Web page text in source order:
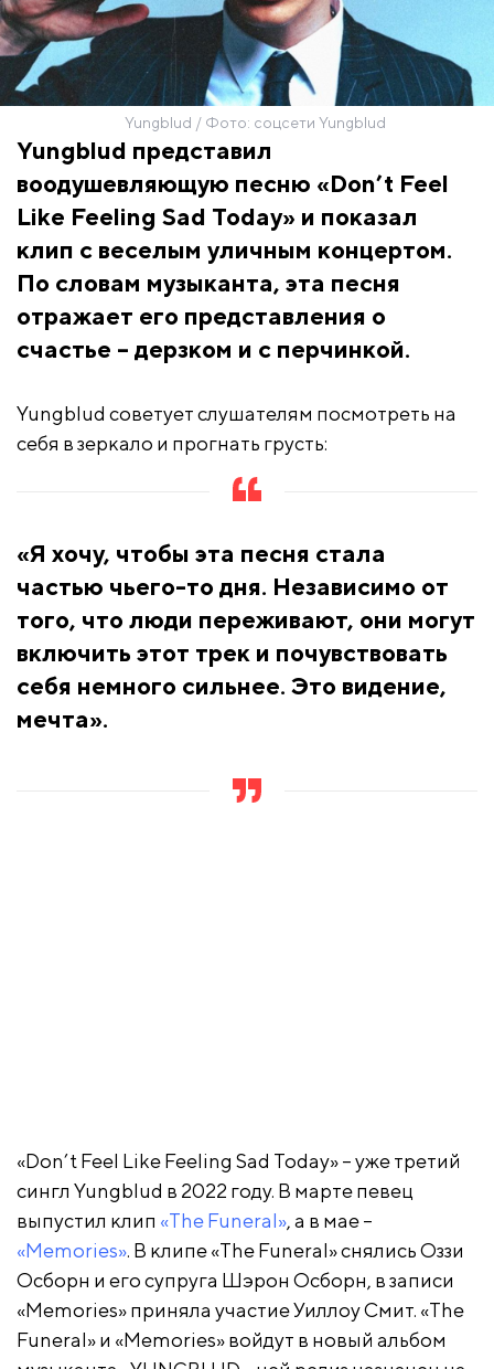
Yungblud / Фото: соцсети Yungblud
Yungblud представил
воодушевляющую песню «Don’t Feel
Like Feeling Sad Today» и показал
клип с веселым уличным концертом.
По словам музыканта, эта песня
отражает его представления о
счастье – дерзком и с перчинкой.
Yungblud советует слушателям посмотреть на
себя в зеркало и прогнать грусть:
«Я хочу, чтобы эта песня стала
частью чьего-то дня. Независимо от
того, что люди переживают, они могут
включить этот трек и почувствовать
себя немного сильнее. Это видение,
мечта».
«Don’t Feel Like Feeling Sad Today» – уже третий
сингл Yungblud в 2022 году. В марте певец
выпустил клип «The Funeral», а в мае –
«Memories». В клипе «The Funeral» снялись Оззи
Осборн и его супруга Шэрон Осборн, в записи
«Memories» приняла участие Уиллоу Смит. «The
Funeral» и «Memories» войдут в новый альбом